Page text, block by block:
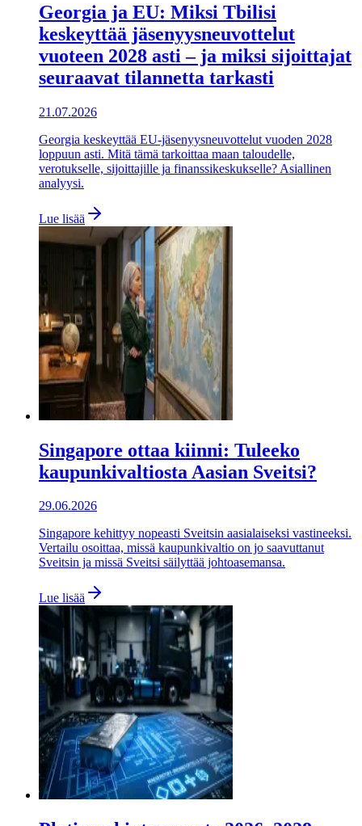
Georgia ja EU: Miksi Tbilisi
keskeyttää jäsenyysneuvottelut
vuoteen 2028 asti – ja miksi sijoittajat
seuraavat tilannetta tarkasti
21.07.2026
Georgia keskeyttää EU-jäsenyysneuvottelut vuoden 2028
loppuun asti. Mitä tämä tarkoittaa maan taloudelle,
verotukselle, sijoittajille ja finanssikeskukselle? Asiallinen
analyysi.
Lue lisää
Singapore ottaa kiinni: Tuleeko
kaupunkivaltiosta Aasian Sveitsi?
29.06.2026
Singapore kehittyy nopeasti Sveitsin aasialaiseksi vastineeksi.
Vertailu osoittaa, missä kaupunkivaltio on jo saavuttanut
Sveitsin ja missä Sveitsi säilyttää johtoasemansa.
Lue lisää